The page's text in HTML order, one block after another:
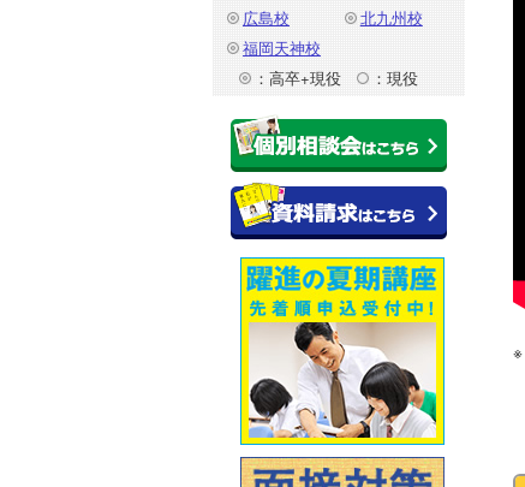
広島校
北九州校
福岡天神校
：高卒+現役
：現役